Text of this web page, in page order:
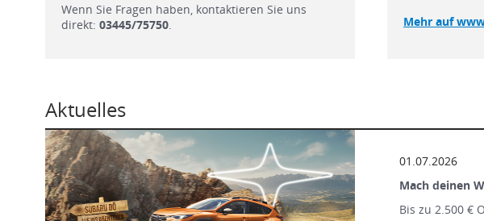
Wenn Sie Fragen haben, kontaktieren Sie uns
direkt: 03445/75750
Mehr auf
Aktuelles
01.07.2026
Mach deinen
Bis zu 2.500 €